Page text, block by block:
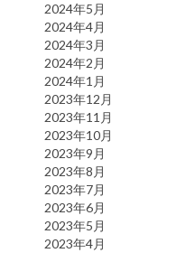
2024年5月
2024年4月
2024年3月
2024年2月
2024年1月
2023年12月
2023年11月
2023年10月
2023年9月
2023年8月
2023年7月
2023年6月
2023年5月
2023年4月